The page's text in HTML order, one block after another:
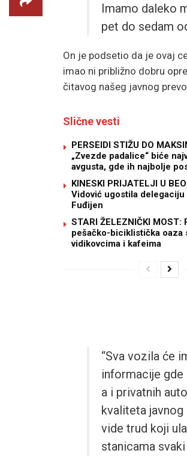
Imamo daleko
pet do sedam
On je podsetio da je ovaj
imao ni približno dobru
čitavog našeg javnog
Slične vesti
PERSEIDI STIŽU DO
„Zvezde padalice“ biće
avgusta, gde ih najbolje
KINESKI PRIJATELJI U
Vidović ugostila
Fuđijen
STARI ŽELEZNIČKI MOST:
pešačko-biciklistička oaza
vidikovcima i kafeima
“Sva vozila će
informacije gde
a i privatnih
kvaliteta
vide trud koji
stanicama